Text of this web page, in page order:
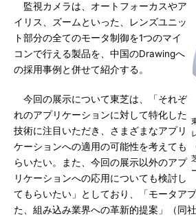
監視カメラは、オートフォーカスやア
イリス、ズームといった、レンズユニッ
ト部分の全てのモータ制御を1つのマイ
コンで行える製品を、中国のDrawingへ
の採用事例と併せて紹介する。
今回の展示について東芝は、「それぞ
れのアプリケーションに対して特化した
技術に注目いただき、さまざまなアプリ
ケーションへの適用の可能性を考えても
らいたい。また、今回の展示以外のアプ
リケーションへの応用についても検討し
てもらいたい」としており、「モータア
た、組み込み業界への革新的提案」（同